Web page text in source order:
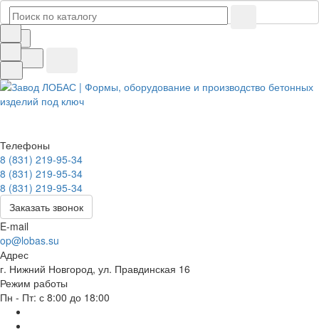
Телефоны
8 (831) 219-95-34
8 (831) 219-95-34
8 (831) 219-95-34
Заказать звонок
E-mail
op@lobas.su
Адрес
г. Нижний Новгород, ул. Правдинская 16
Режим работы
Пн - Пт: с 8:00 до 18:00